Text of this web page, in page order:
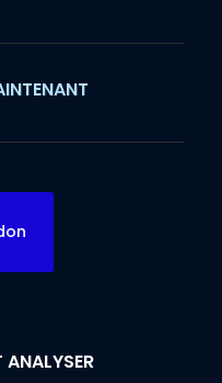
ANALYSER